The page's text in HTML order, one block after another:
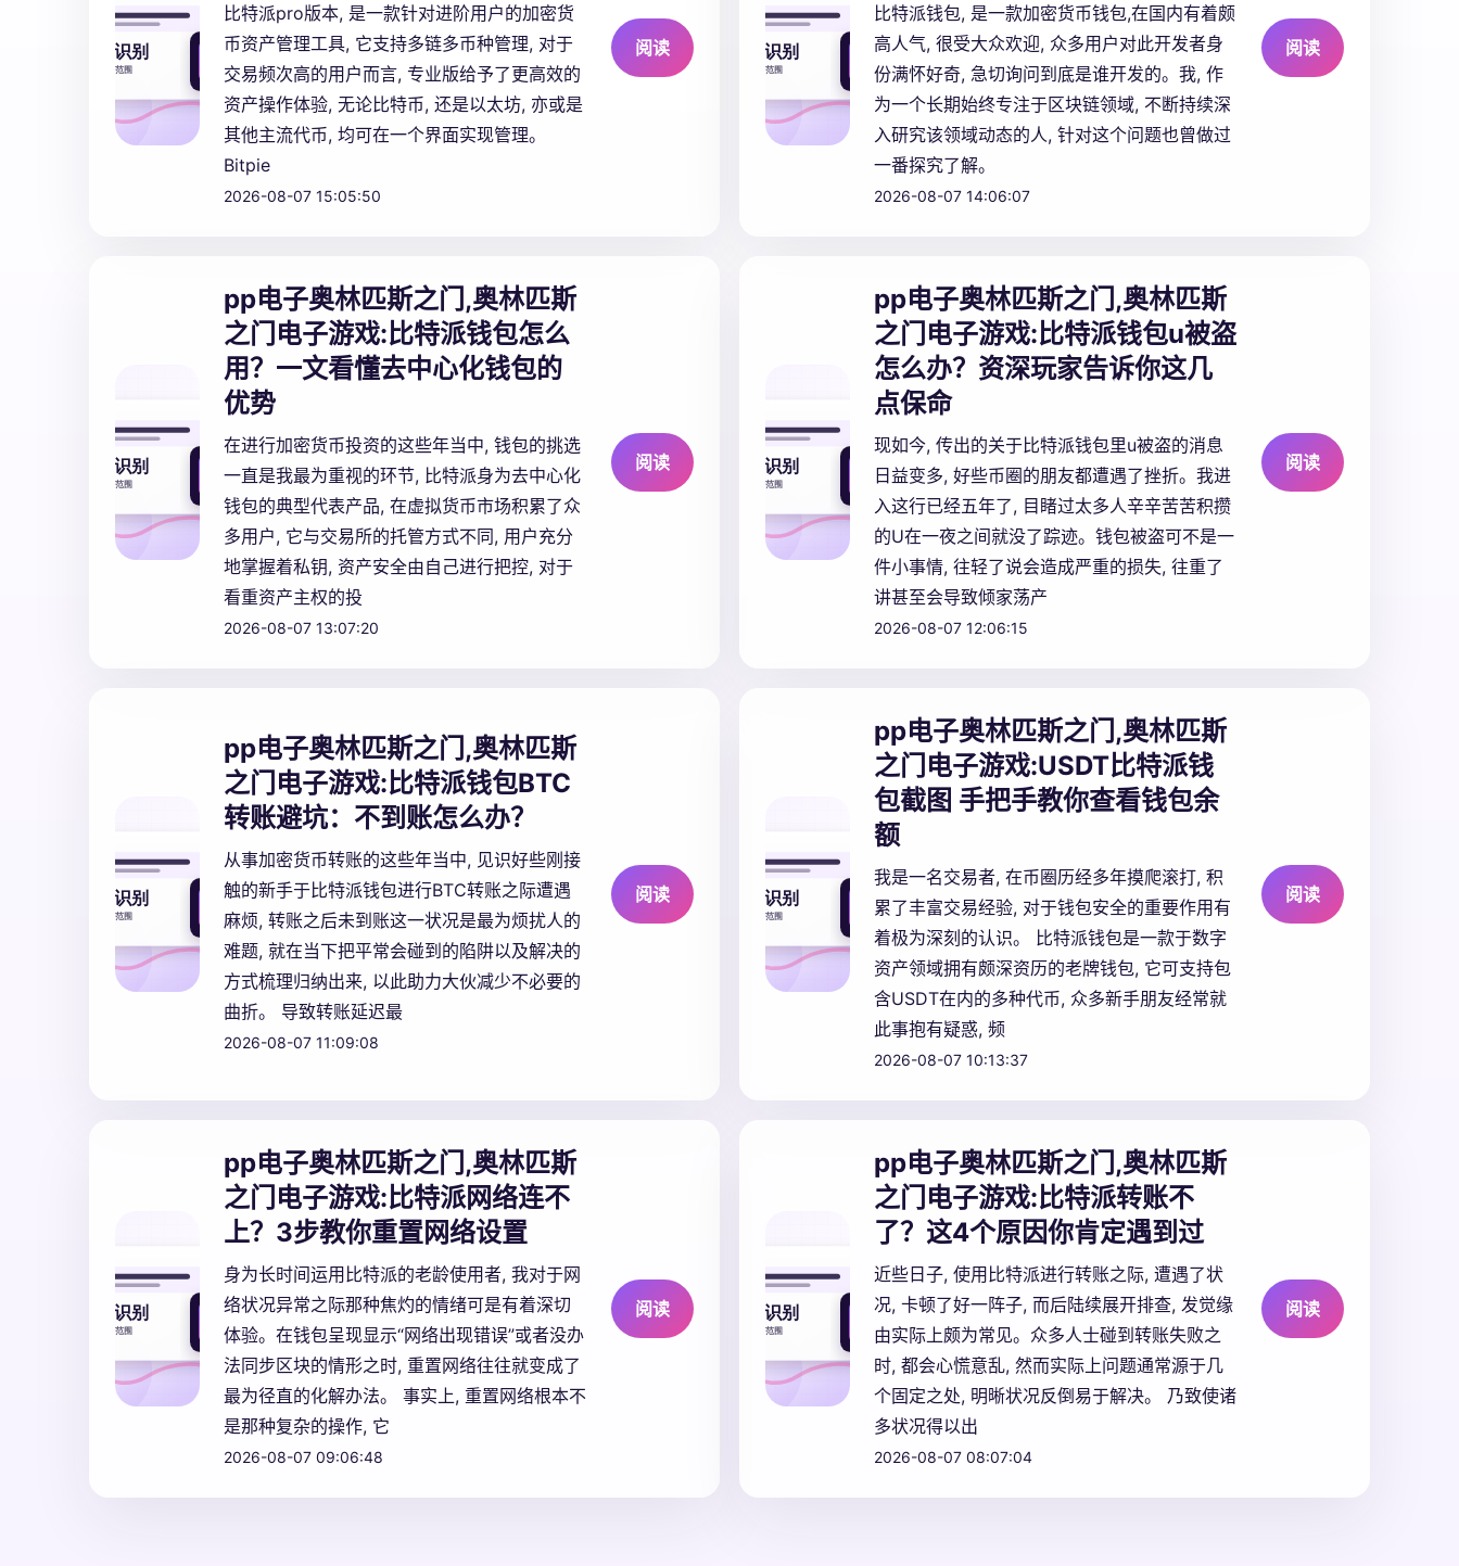
比特派pro版本, 是一款针对进阶用户的加密货
币资产管理工具, 它支持多链多币种管理, 对于
交易频次高的用户而言, 专业版给予了更高效的
资产操作体验, 无论比特币, 还是以太坊, 亦或是
其他主流代币, 均可在一个界面实现管理。
Bitpie
2026-08-07 15:05:50
阅读
比特派钱包, 是一款加密货币钱包,在国内有着颇
高人气, 很受大众欢迎, 众多用户对此开发者身
份满怀好奇, 急切询问到底是谁开发的。我, 作
为一个长期始终专注于区块链领域, 不断持续深
入研究该领域动态的人, 针对这个问题也曾做过
一番探究了解。
2026-08-07 14:06:07
阅读
pp电子奥林匹斯之门,奥林匹斯
之门电子游戏: 比特派钱包怎么
用？一文看懂去中心化钱包的
优势
在进行加密货币投资的这些年当中, 钱包的挑选
一直是我最为重视的环节, 比特派身为去中心化
钱包的典型代表产品, 在虚拟货币市场积累了众
多用户, 它与交易所的托管方式不同, 用户充分
地掌握着私钥, 资产安全由自己进行把控, 对于
看重资产主权的投
2026-08-07 13:07:20
阅读
pp电子奥林匹斯之门,奥林匹斯
之门电子游戏: 比特派钱包u被盗
怎么办？资深玩家告诉你这几
点保命
现如今, 传出的关于比特派钱包里u被盗的消息
日益变多, 好些币圈的朋友都遭遇了挫折。我进
入这行已经五年了, 目睹过太多人辛辛苦苦积攒
的U在一夜之间就没了踪迹。钱包被盗可不是一
件小事情, 往轻了说会造成严重的损失, 往重了
讲甚至会导致倾家荡产
2026-08-07 12:06:15
阅读
pp电子奥林匹斯之门,奥林匹斯
之门电子游戏: 比特派钱包BTC
转账避坑：不到账怎么办？
从事加密货币转账的这些年当中, 见识好些刚接
触的新手于比特派钱包进行BTC转账之际遭遇
麻烦, 转账之后未到账这一状况是最为烦扰人的
难题, 就在当下把平常会碰到的陷阱以及解决的
方式梳理归纳出来, 以此助力大伙减少不必要的
曲折。 导致转账延迟最
2026-08-07 11:09:08
阅读
pp电子奥林匹斯之门,奥林匹斯
之门电子游戏:USDT比特派钱
包截图 手把手教你查看钱包余
额
我是一名交易者, 在币圈历经多年摸爬滚打, 积
累了丰富交易经验, 对于钱包安全的重要作用有
着极为深刻的认识。 比特派钱包是一款于数字
资产领域拥有颇深资历的老牌钱包, 它可支持包
含USDT在内的多种代币, 众多新手朋友经常就
此事抱有疑惑, 频
2026-08-07 10:13:37
阅读
pp电子奥林匹斯之门,奥林匹斯
之门电子游戏: 比特派网络连不
上？3步教你重置网络设置
身为长时间运用比特派的老龄使用者, 我对于网
络状况异常之际那种焦灼的情绪可是有着深切
体验。在钱包呈现显示“网络出现错误”或者没办
法同步区块的情形之时, 重置网络往往就变成了
最为径直的化解办法。 事实上, 重置网络根本不
是那种复杂的操作, 它
2026-08-07 09:06:48
阅读
pp电子奥林匹斯之门,奥林匹斯
之门电子游戏: 比特派转账不
了？这4个原因你肯定遇到过
近些日子, 使用比特派进行转账之际, 遭遇了状
况, 卡顿了好一阵子, 而后陆续展开排查, 发觉缘
由实际上颇为常见。众多人士碰到转账失败之
时, 都会心慌意乱, 然而实际上问题通常源于几
个固定之处, 明晰状况反倒易于解决。 乃致使诸
多状况得以出
2026-08-07 08:07:04
阅读